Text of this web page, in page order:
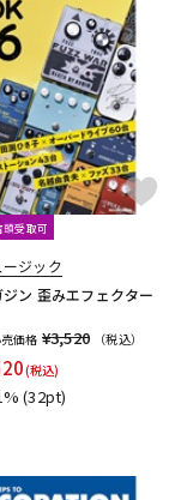
Ellis Pickups
SAVAREZ
SHUBB
Spider Capo
頭受取可
ージック
ン 歪みエフェクター
価格 ¥3,520
（税込）
(税込)
(32pt)